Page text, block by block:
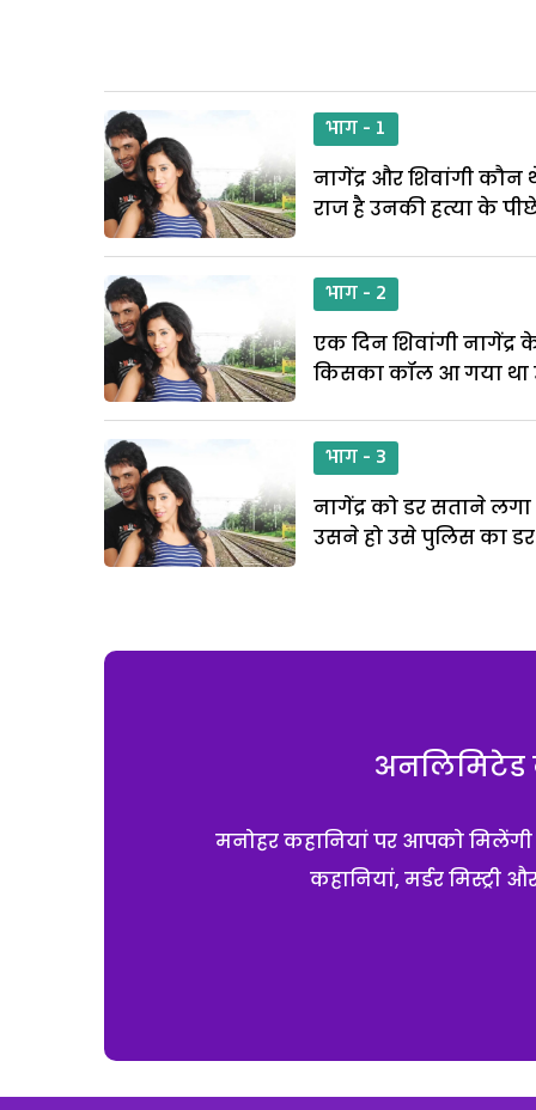
भाग - 1
नागेंद्र और शिवांगी कौन
राज है उनकी हत्या के
भाग - 2
एक दिन शिवांगी नागेंद्र
किसका कॉल आ गया था
भाग - 3
नागेंद्र को डर सताने
उसने हो उसे पुलिस का डर
अनलिमिटेड
मनोहर कहानियां पर आपको
कहानियां, मर्डर